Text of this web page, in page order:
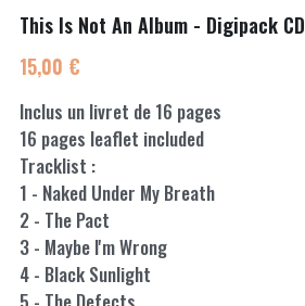
CONTACT
This Is Not An Album - Digipack CD
15,00 €
Inclus un livret de 16 pages
16 pages leaflet included
Tracklist :
1 - Naked Under My Breath
2 - The Pact
3 - Maybe I'm Wrong
4 - Black Sunlight